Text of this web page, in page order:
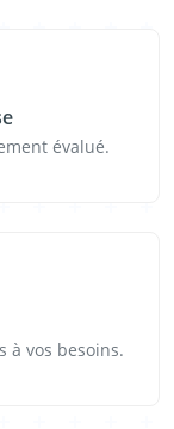
évalué.
à vos besoins.